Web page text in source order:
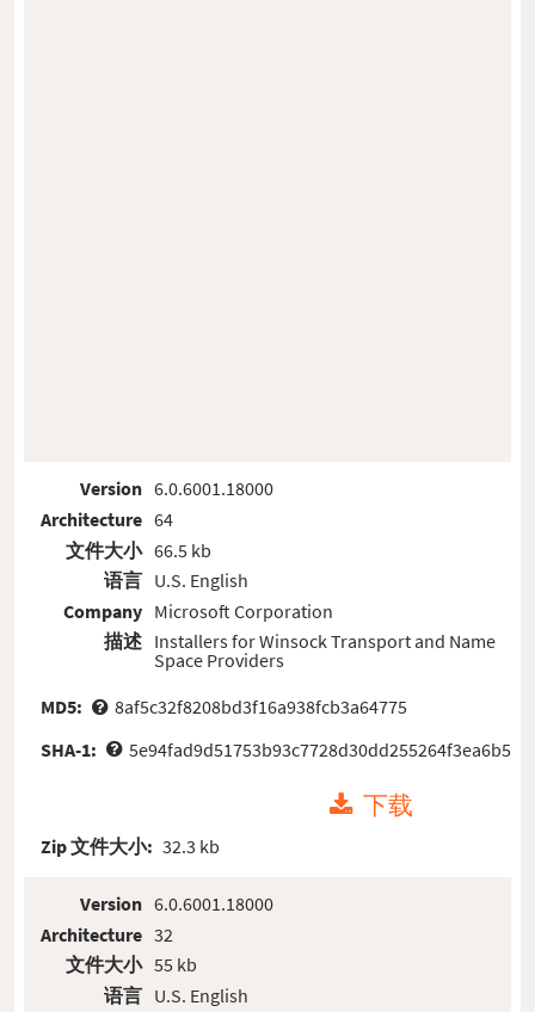
Version
Architecture
文件大小
语言
Company
描述
6.0.6001.18000
64
66.5 kb
U.S. English
Microsoft Corporation
Installers for Winsock Transport and Name
Space Providers
MD5:
8af5c32f8208bd3f16a938fcb3a64775
SHA-1:
5e94fad9d51753b93c7728d30dd255264f3ea6b5
下载
Zip 文件大小: 32.3 kb
Version
Architecture
文件大小
语言
6.0.6001.18000
32
55 kb
U.S. English